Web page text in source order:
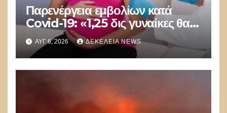
Παρενέργεια εμβολίων κατά
Covid-19: «1,25 δις γυναίκες θα
τεκνοποιήσουν ένα είδος
ανθρώπου που δεν έχει υπάρξει
μέχρι στιγμής»
ΑΥΓ 6, 2026 ΔΕΚΈΛΕΙΑ NEWS